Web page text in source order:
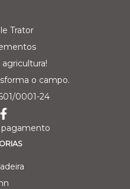
agricultura!
o campo.
0001-24